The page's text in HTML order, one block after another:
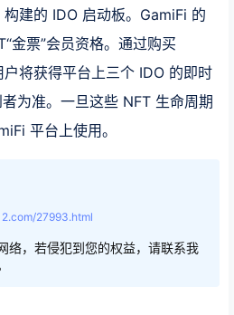
建的 IDO 启动板。GamiFi 的
金票”会员资格。通过购买
将获得平台上三个 IDO 的即时
为准。一旦这些 NFT 生命周期
平台上使用。
27993.html
络，若侵犯到您的权益，请联系我